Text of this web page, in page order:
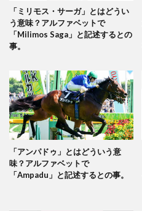
「ミリモス・サーガ」とはどうい
う意味？アルファベットで
「Milimos Saga」と記述するとの
事。
「アンパドゥ」とはどういう意
味？アルファベットで
「Ampadu」と記述するとの事。